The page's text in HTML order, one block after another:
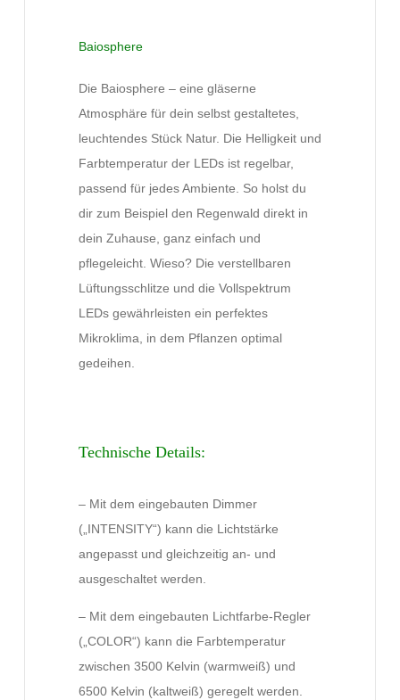
Baiosphere
Die Baiosphere – eine gläserne
Atmosphäre für dein selbst gestaltetes,
leuchtendes Stück Natur. Die Helligkeit und
Farbtemperatur der LEDs ist regelbar,
passend für jedes Ambiente. So holst du
dir zum Beispiel den Regenwald direkt in
dein Zuhause, ganz einfach und
pflegeleicht. Wieso? Die verstellbaren
Lüftungsschlitze und die Vollspektrum
LEDs gewährleisten ein perfektes
Mikroklima, in dem Pflanzen optimal
gedeihen.
Technische Details:
– Mit dem eingebauten Dimmer
(„INTENSITY“) kann die Lichtstärke
angepasst und gleichzeitig an- und
ausgeschaltet werden.
– Mit dem eingebauten Lichtfarbe-Regler
(„COLOR“) kann die Farbtemperatur
zwischen 3500 Kelvin (warmweiß) und
6500 Kelvin (kaltweiß) geregelt werden.